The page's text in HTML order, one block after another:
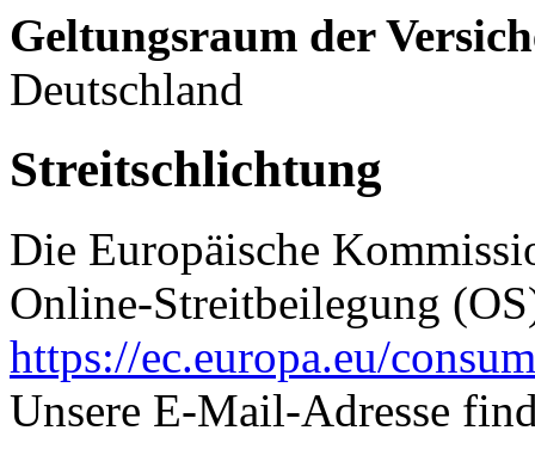
Geltungsraum der
Deutschland
Streitschlichtung
Die Europäische
Online-Streitbeilegung
https://ec.europa.eu/
Unsere E-Mail-Adresse